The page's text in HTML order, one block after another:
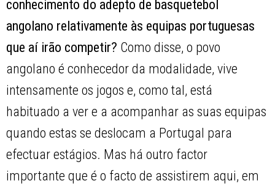
conhecimento do adepto de basquetebol
angolano relativamente às equipas portuguesas
que aí irão competir? Como disse, o povo
angolano é conhecedor da modalidade, vive
intensamente os jogos e, como tal, está
habituado a ver e a acompanhar as suas equipas
quando estas se deslocam a Portugal para
efectuar estágios. Mas há outro factor
importante que é o facto de assistirem aqui, em